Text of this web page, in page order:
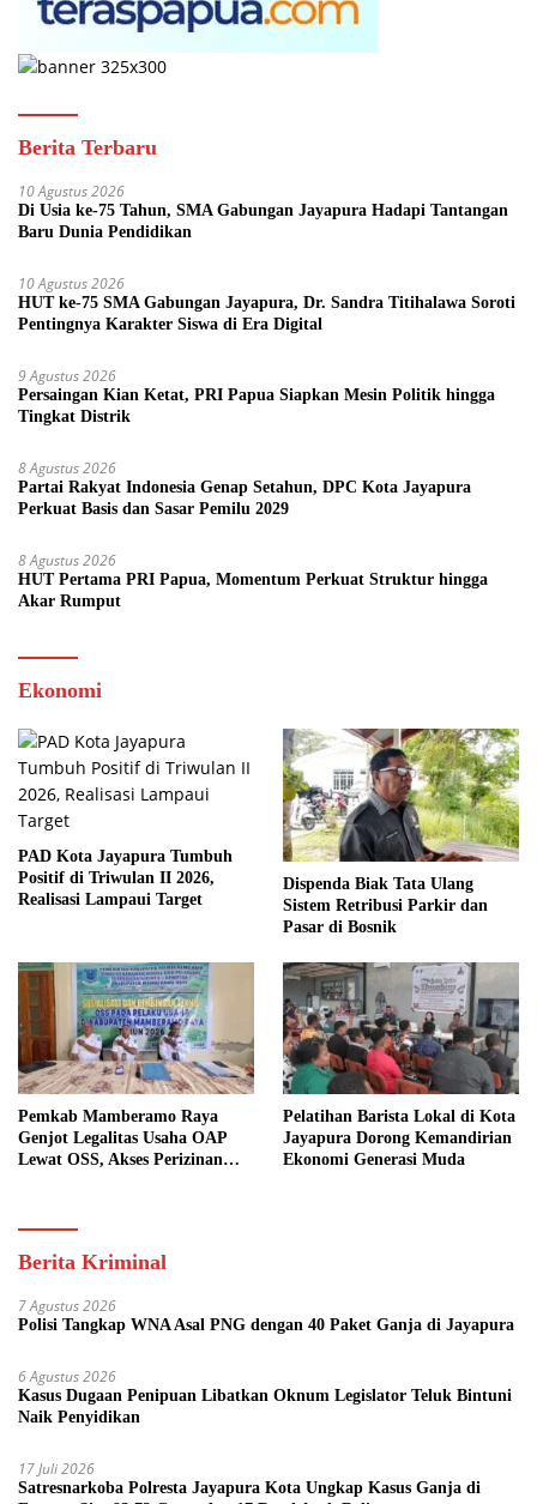
Berita Terbaru
10 Agustus 2026
Di Usia ke-75 Tahun, SMA Gabungan Jayapura Hadapi Tantangan
Baru Dunia Pendidikan
10 Agustus 2026
HUT ke-75 SMA Gabungan Jayapura, Dr. Sandra Titihalawa Soroti
Pentingnya Karakter Siswa di Era Digital
9 Agustus 2026
Persaingan Kian Ketat, PRI Papua Siapkan Mesin Politik hingga
Tingkat Distrik
8 Agustus 2026
Partai Rakyat Indonesia Genap Setahun, DPC Kota Jayapura
Perkuat Basis dan Sasar Pemilu 2029
8 Agustus 2026
HUT Pertama PRI Papua, Momentum Perkuat Struktur hingga
Akar Rumput
Ekonomi
PAD Kota Jayapura Tumbuh
Positif di Triwulan II 2026,
Realisasi Lampaui Target
Dispenda Biak Tata Ulang
Sistem Retribusi Parkir dan
Pasar di Bosnik
Pemkab Mamberamo Raya
Genjot Legalitas Usaha OAP
Lewat OSS, Akses Perizinan
Pelatihan Barista Lokal di Kota
Jayapura Dorong Kemandirian
Ekonomi Generasi Muda
Berita Kriminal
7 Agustus 2026
Polisi Tangkap WNA Asal PNG dengan 40 Paket Ganja di Jayapura
6 Agustus 2026
Kasus Dugaan Penipuan Libatkan Oknum Legislator Teluk Bintuni
Naik Penyidikan
17 Juli 2026
Satresnarkoba Polresta Jayapura Kota Ungkap Kasus Ganja di